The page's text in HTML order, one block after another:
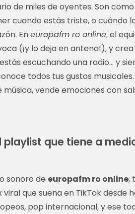
de miles de oyentes. Son
cuando estás triste, o cuándo
Eneuropafm ro online, el
(¡y lo deja en antena!), y
escuchando una radio… y
todos tus gustos
música, vende emociones con
playlist que tiene a
sonoro de europafm ro online,
viral que suena en TikTok desde
pop internacional, y ese